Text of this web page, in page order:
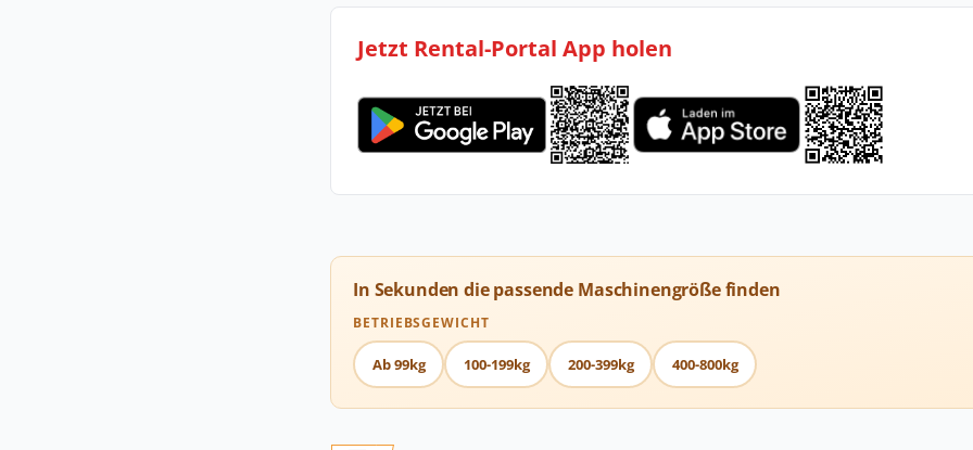
Jetzt Rental-Portal App holen
In Sekunden die passende Maschinengröße finden
BETRIEBSGEWICHT
Ab 99kg 100-199kg 200-399kg 400-800kg